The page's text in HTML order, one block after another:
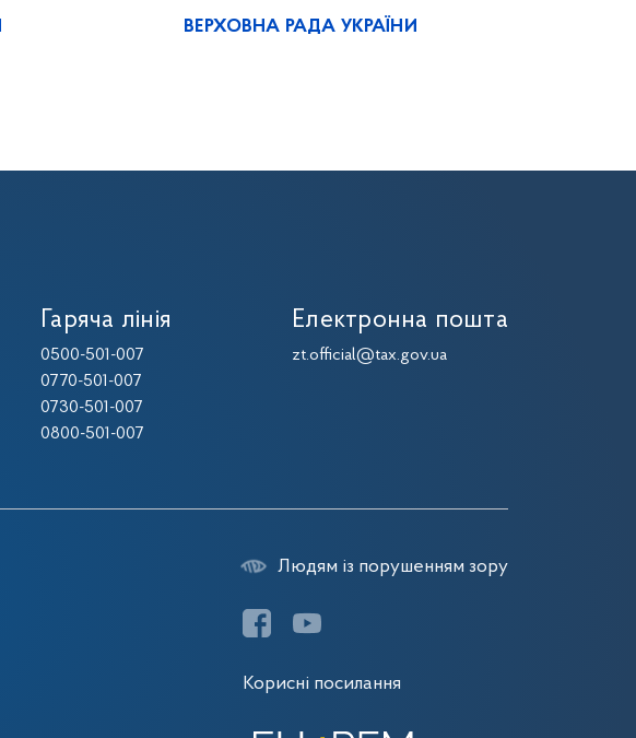
ВЕРХОВНА РАДА УКРАЇНИ
Гаряча лінія
0500-501-007
0770-501-007
0730-501-007
0800-501-007
Електронна пошта
zt.official@tax.gov.ua
Людям із порушенням зору
Корисні посилання